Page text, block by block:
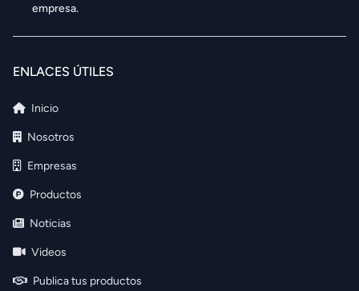
empresa.
ENLACES ÚTILES
Inicio
Nosotros
Empresas
Productos
Noticias
Videos
Publica tus productos